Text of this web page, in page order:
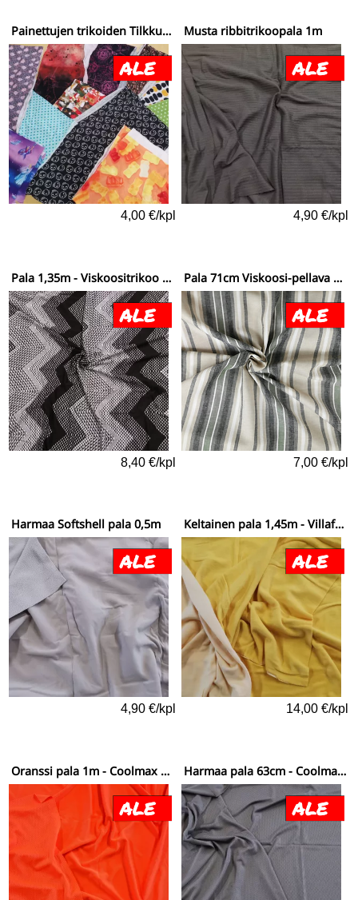
Painettujen trikoiden TilkkuSÄKKI - 2
4,00 €/kpl
Musta ribbitrikoopala 1m
4,90 €/kpl
Pala 1,35m - Viskoositrikoo kuviosaharaita
8,40 €/kpl
Pala 71cm Viskoosi-pellava symmetriset raidat
7,00 €/kpl
Harmaa Softshell pala 0,5m
4,90 €/kpl
Keltainen pala 1,45m - Villafrotee
14,00 €/kpl
Oranssi pala 1m - Coolmax antibact värillinen Harmaa pala 63cm - Coolmax antibact värillinen